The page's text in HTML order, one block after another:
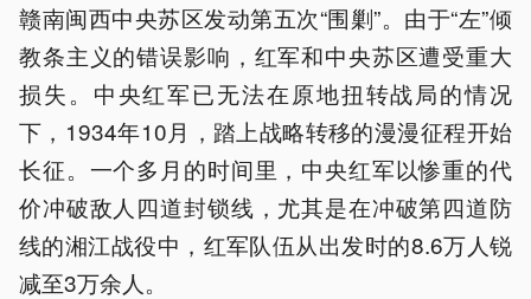
赣南闽西中央苏区发动第五次“围剿”。由于“左”倾
教条主义的错误影响，红军和中央苏区遭受重大
损失。中央红军已无法在原地扭转战局的情况
下，1934年10月，踏上战略转移的漫漫征程开始
长征。一个多月的时间里，中央红军以惨重的代
价冲破敌人四道封锁线，尤其是在冲破第四道防
线的湘江战役中，红军队伍从出发时的8.6万人锐
减至3万余人。